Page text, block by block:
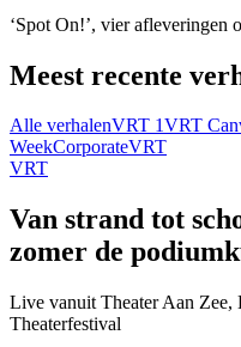
‘Spot On!’, vier afleveringen
Meest recente
Alle verhalenVRT 1VRT
WeekCorporateVRT
VRT
Van strand tot
zomer de
Live vanuit Theater Aan Zee,
Theaterfestival